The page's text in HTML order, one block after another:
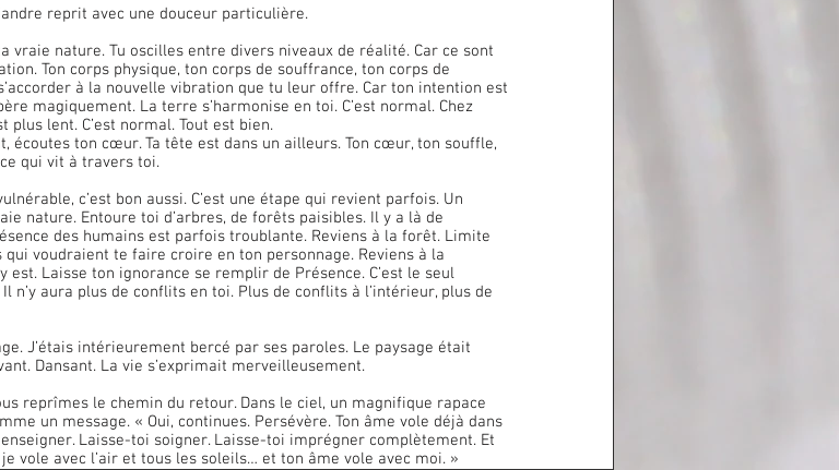
reprit avec une douceur particulière.
vraie nature. Tu oscilles entre divers niveaux de réalité. Car ce sont
Ton corps physique, ton corps de souffrance, ton corps de
à la nouvelle vibration que tu leur offre. Car ton intention est
magiquement. La terre s’harmonise en toi. C’est normal. Chez
plus lent. C’est normal. Tout est bien.
ton cœur. Ta tête est dans un ailleurs. Ton cœur, ton souffle,
qui vit à travers toi.
c’est bon aussi. C’est une étape qui revient parfois. Un
nature. Entoure toi d’arbres, de forêts paisibles. Il y a là de
des humains est parfois troublante. Reviens à la forêt. Limite
voudraient te faire croire en ton personnage. Reviens à la
est. Laisse ton ignorance se remplir de Présence. C’est le seul
n’y aura plus de conflits en toi. Plus de conflits à l’intérieur, plus de
Dansant. La vie s’exprimait merveilleusement.
un message. « Oui, continues. Persévère. Ton âme vole déjà dans
Laisse-toi soigner. Laisse-toi imprégner complètement. Et
vole avec l’air et tous les soleils… et ton âme vole avec moi. »